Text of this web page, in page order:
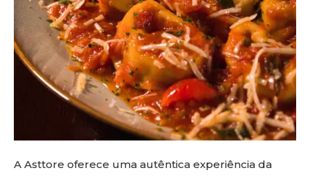
A Asttore oferece uma autêntica experiência da